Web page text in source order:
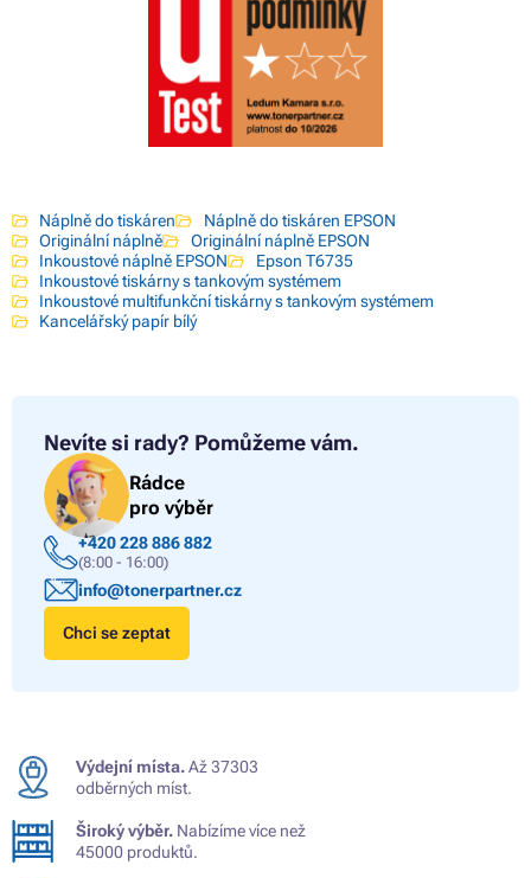
Náplně do tiskáren
Náplně do tiskáren EPSON
Originální náplně
Originální náplně EPSON
Inkoustové náplně EPSON
Epson T6735
Inkoustové tiskárny s tankovým systémem
Inkoustové multifunkční tiskárny s tankovým systémem
Kancelářský papír bílý
Nevíte si rady? Pomůžeme vám.
Rádce
pro výběr
+420 228 886 882
(8:00 - 16:00)
info@tonerpartner.cz
Chci se zeptat
Výdejní místa.Až 37303
odběrných míst.
Široký výběr. Nabízíme více než
45000 produktů.